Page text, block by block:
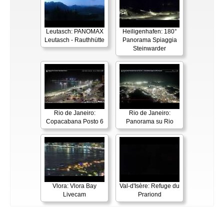
Leutasch: PANOMAX
Leutasch - Rauthhütte
Heiligenhafen: 180°
Panorama Spiaggia
Steinwarder
Rio de Janeiro:
Copacabana Posto 6
Rio de Janeiro:
Panorama su Rio
Vlora: Vlora Bay
Livecam
Val-d'Isère: Refuge du
Prariond